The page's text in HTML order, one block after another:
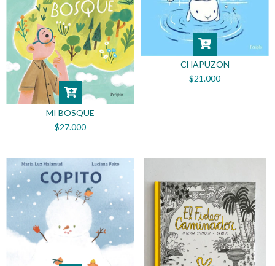
MI BOSQUE
$27.000
CHAPUZON
$21.000